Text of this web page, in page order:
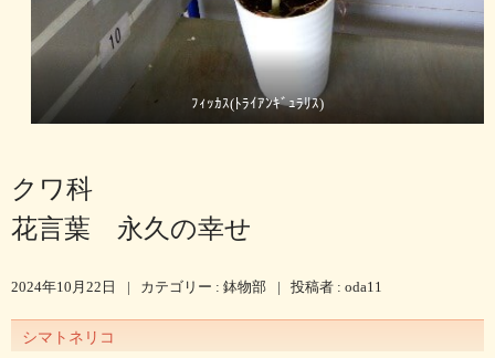
ﾌｨｯｶｽ(ﾄﾗｲｱﾝｷﾞｭﾗﾘｽ)
クワ科
花言葉 永久の幸せ
2024年10月22日 | カテゴリー : 鉢物部 | 投稿者 : oda11
シマトネリコ